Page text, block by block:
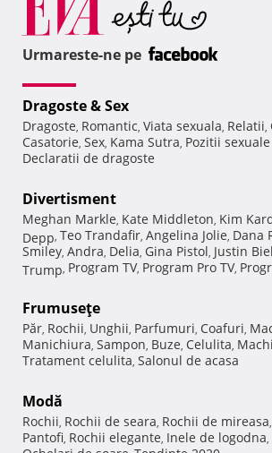
Urmareste-ne pe
Dragoste & Sex
Dragoste, Romantic, Viata sexuala, Relatii,
Casatorie, Sex, Kama Sutra, Pozitii
Declaratii de dragoste
Divertisment
Meghan Markle, Kate Middleton, Kim
Depp, Teo Trandafir, Angelina Jolie, Dana
Smiley, Andra, Delia, Gina Pistol, Justin
Trump, Program TV, Program Pro TV,
Frumuseţe
Păr, Rochii, Unghii, Parfumuri, Coafuri,
Manichiura, Sampon, Buze, Celulita,
Tratament celulita, Salonul de acasa
Modă
Rochii, Rochii de seara, Rochii de mireasa,
Pantofi, Rochii elegante, Inele de logodna,